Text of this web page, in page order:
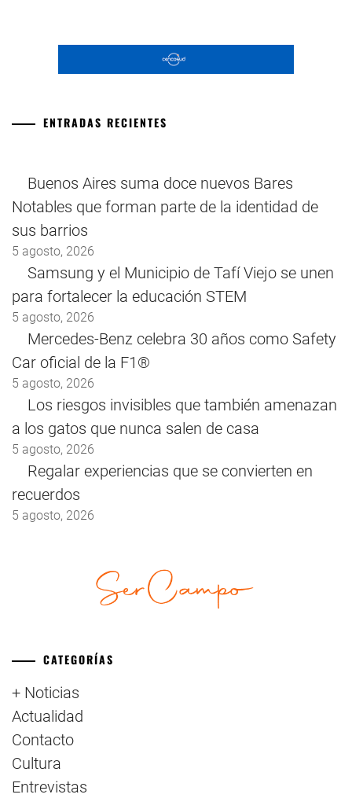
ENTRADAS RECIENTES
Buenos Aires suma doce nuevos Bares
Notables que forman parte de la identidad de
sus barrios
5 agosto, 2026
Samsung y el Municipio de Tafí Viejo se unen
para fortalecer la educación STEM
5 agosto, 2026
Mercedes-Benz celebra 30 años como Safety
Car oficial de la F1®
5 agosto, 2026
Los riesgos invisibles que también amenazan
a los gatos que nunca salen de casa
5 agosto, 2026
Regalar experiencias que se convierten en
recuerdos
5 agosto, 2026
CATEGORÍAS
+ Noticias
Actualidad
Contacto
Cultura
Entrevistas